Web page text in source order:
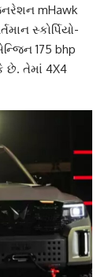
mHawk
સ્કોર્પિયો-
175 bhp
છે. તેમાં 4X4